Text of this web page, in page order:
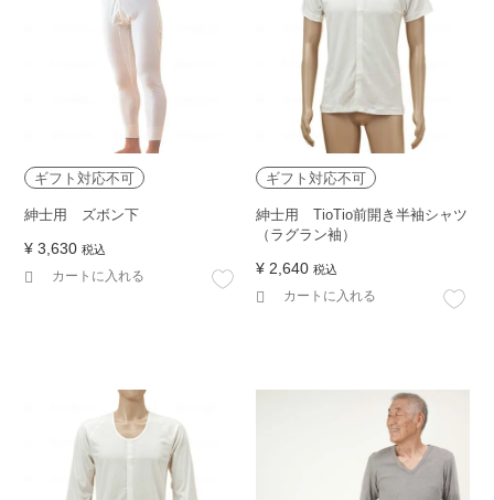
ギフト対応不可
紳士用 ズボン下
¥ 3,630 税込
カートに入れる
ギフト対応不可
紳士用 TioTio前開き半袖シャツ
（ラグラン袖）
¥ 2,640 税込
カートに入れる